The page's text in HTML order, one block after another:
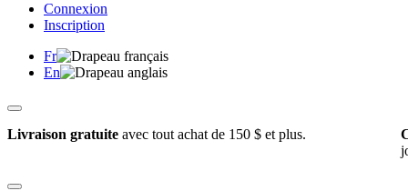
Connexion
Inscription
Fr
En
Livraison gratuite avec tout achat de 150 $ et plus.